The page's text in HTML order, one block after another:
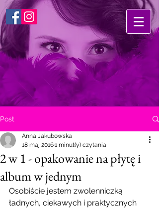
Post
2 w 1 - opakowanie na płytę i
album w jednym
Anna Jakubowska
18 maj 20161 minut(y) czytania
Osobiście jestem zwolenniczką
ładnych, ciekawych i praktycznych